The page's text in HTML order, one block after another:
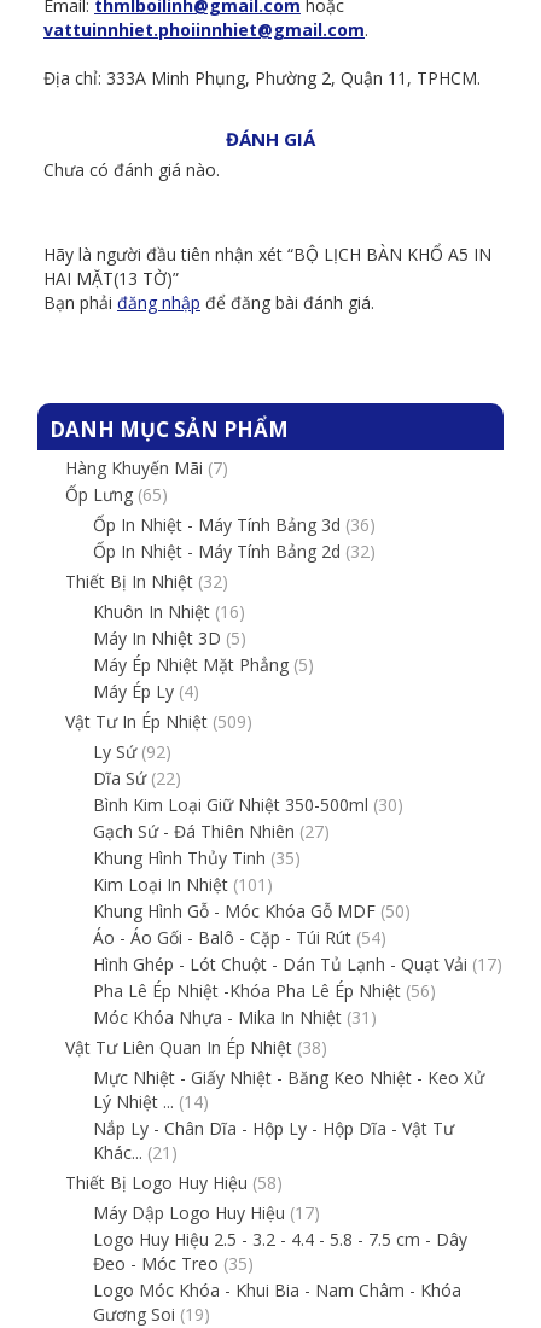
Email: thmlboilinh@gmail.com hoặc
vattuinnhiet.phoiinnhiet@gmail.com.
Địa chỉ: 333A Minh Phụng, Phường 2, Quận 11, TPHCM.
ĐÁNH GIÁ
Chưa có đánh giá nào.
Hãy là người đầu tiên nhận xét “BỘ LỊCH BÀN KHỔ A5 IN
HAI MẶT(13 TỜ)”
Bạn phải đăng nhập để đăng bài đánh giá.
DANH MỤC SẢN PHẨM
Hàng Khuyến Mãi (7)
Ốp Lưng (65)
Ốp In Nhiệt - Máy Tính Bảng 3d (36)
Ốp In Nhiệt - Máy Tính Bảng 2d (32)
Thiết Bị In Nhiệt (32)
Khuôn In Nhiệt (16)
Máy In Nhiệt 3D (5)
Máy Ép Nhiệt Mặt Phẳng (5)
Máy Ép Ly (4)
Vật Tư In Ép Nhiệt (509)
Ly Sứ (92)
Dĩa Sứ (22)
Bình Kim Loại Giữ Nhiệt 350-500ml (30)
Gạch Sứ - Đá Thiên Nhiên (27)
Khung Hình Thủy Tinh (35)
Kim Loại In Nhiệt (101)
Khung Hình Gỗ - Móc Khóa Gỗ MDF (50)
Áo - Áo Gối - Balô - Cặp - Túi Rút (54)
Hình Ghép - Lót Chuột - Dán Tủ Lạnh - Quạt Vải (17)
Pha Lê Ép Nhiệt -Khóa Pha Lê Ép Nhiệt (56)
Móc Khóa Nhựa - Mika In Nhiệt (31)
Vật Tư Liên Quan In Ép Nhiệt (38)
Mực Nhiệt - Giấy Nhiệt - Băng Keo Nhiệt - Keo Xử
Lý Nhiệt ... (14)
Nắp Ly - Chân Dĩa - Hộp Ly - Hộp Dĩa - Vật Tư
Khác... (21)
Thiết Bị Logo Huy Hiệu (58)
Máy Dập Logo Huy Hiệu (17)
Logo Huy Hiệu 2.5 - 3.2 - 4.4 - 5.8 - 7.5 cm - Dây
Đeo - Móc Treo (35)
Logo Móc Khóa - Khui Bia - Nam Châm - Khóa
Gương Soi (19)